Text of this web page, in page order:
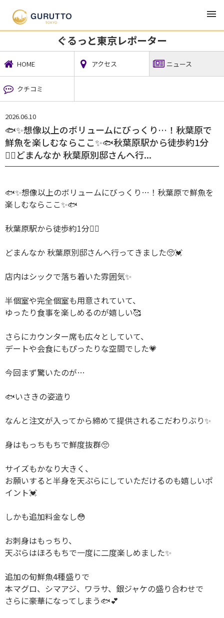
TOP
ぐるっと東京レポーター
HOME アクセス ニュース
クチコミ
2026.06.10
⁡🐟✨想像以上のボリュームにびっくり…！秋葉原で
鮮魚を楽しむならここ✨🐟秋葉原駅から徒歩約1分
🚶‍♀️どまんなか 秋葉原別邸さんへ行...
🐟✨想像以上のボリュームにびっくり…！秋葉原で鮮魚を
楽しむならここ✨🐟
秋葉原駅から徒歩約1分🚶‍♀️
どまんなか 秋葉原別邸さんへ行ってきました🥺💓
店内はシックで落ち着いた雰囲気✨
半個室や完全個室も用意されていて、
ゆったり食事を楽しめるのが嬉しい🥰
さらにカウンター席も広々としていて、
デートや会食にもぴったりな空間でした💗
今回まず驚いたのが…
🐟いさきの姿造り
なんと注文が入ってから締めて提供されるこだわりぶり✨
身はもっちもちで鮮度抜群🥺
サイズもかなり大きく、
お願いすると半身を天ぷらにしていただけるのも嬉しいポ
イント💓
しかも追加料金なし😳
お刺身はもっちり、
天ぷらはほろもちで一度に二度楽しめました✨
追加の旬鮮魚4種盛りで
本マグロ、シマアジ、ワラサ、銀ジャケの盛り合わせで
さらに豪華になってしまう🐟💕